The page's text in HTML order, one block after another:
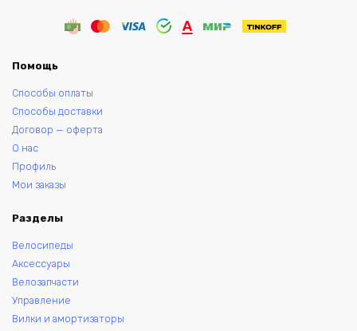
Помощь
Способы оплаты
Способы доставки
Договор — оферта
О нас
Профиль
Мои заказы
Разделы
Велосипеды
Аксессуары
Велозапчасти
Управление
Вилки и амортизаторы